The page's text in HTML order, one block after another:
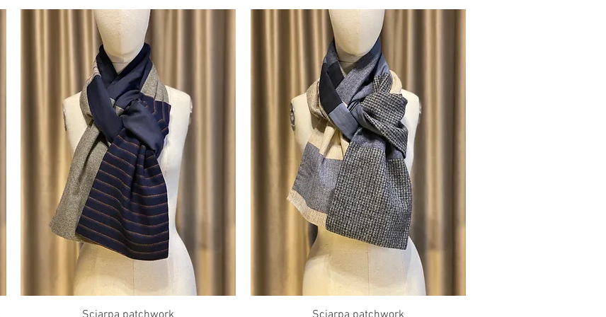
Vista rapida Vista rapida